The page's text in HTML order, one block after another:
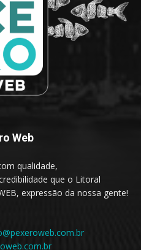
Web
qualidade,
que o Litoral
expressão da nossa gente!